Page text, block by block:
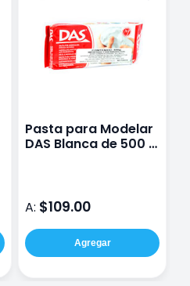
Pasta para Modelar
DAS Blanca de 500 g
A: $109.00
Agregar